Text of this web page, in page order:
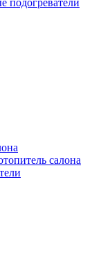
подогреватели
салона